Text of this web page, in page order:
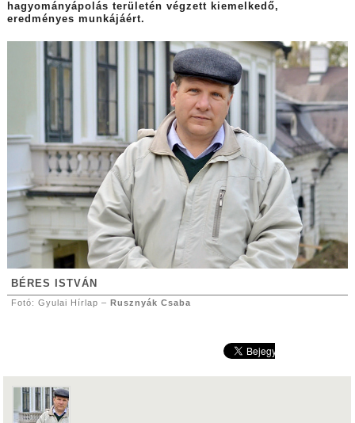
hagyományápolás területén végzett kiemelkedő,
eredményes munkájáért.
BÉRES ISTVÁN
Fotó: Gyulai Hírlap – Rusznyák Csaba